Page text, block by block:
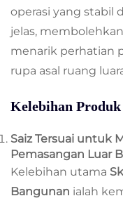
operasi yang stabil
jelas,
menarik perhatian
rupa asal ruang
Kelebihan Produk
Saiz Tersuai untuk
Pemasangan Luar
Kelebihan utama
Bangunan ialah